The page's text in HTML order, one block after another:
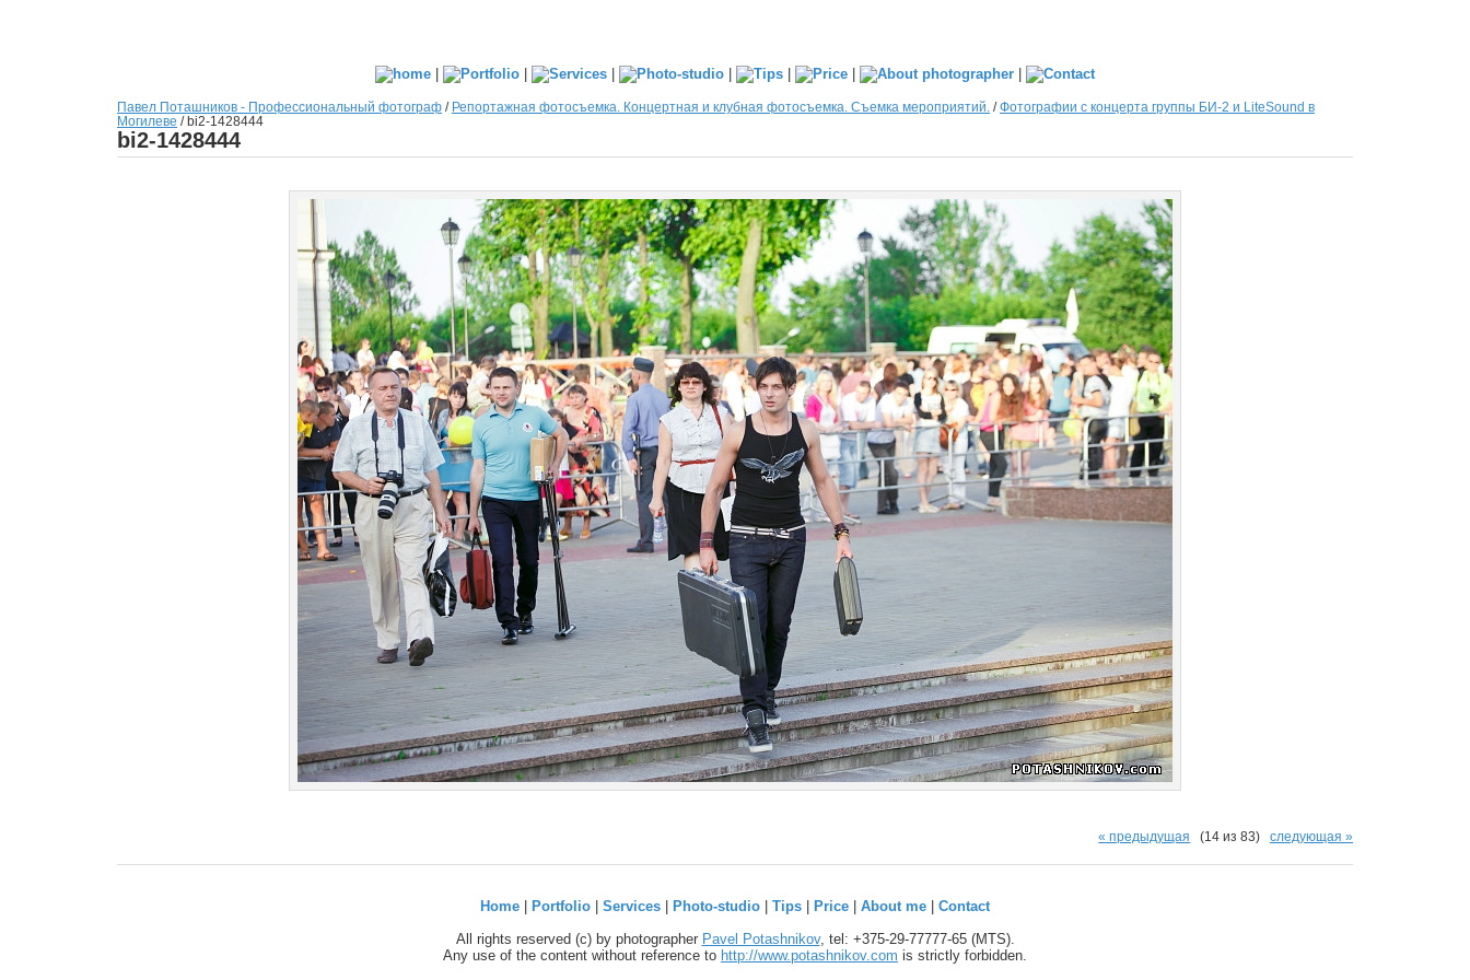
| | | | | | |
Павел Поташников - Профессиональный фотограф / Репортажная фотосъемка. Концертная и клубная фотосъемка. Съемка мероприятий. /Фотографии с концерта группы БИ-2 и LiteSound в
Могилеве /bi2-1428444
bi2-1428444
« предыдущая (14 из 83) следующая »
Home | Portfolio | Services | Photo-studio | Tips | Price | About me | Contact
All rights reserved (c) by photographer Pavel Potashnikov, tel: +375-29-77777-65 (MTS).
Any use of the content without reference to http://www.potashnikov.com is strictly forbidden.